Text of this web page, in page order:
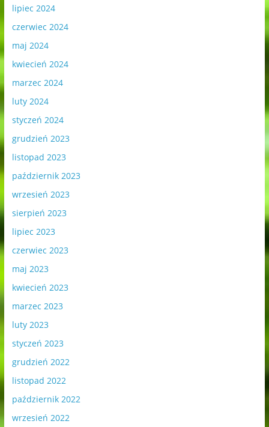
lipiec 2024
czerwiec 2024
maj 2024
kwiecień 2024
marzec 2024
luty 2024
styczeń 2024
grudzień 2023
listopad 2023
październik 2023
wrzesień 2023
sierpień 2023
lipiec 2023
czerwiec 2023
maj 2023
kwiecień 2023
marzec 2023
luty 2023
styczeń 2023
grudzień 2022
listopad 2022
październik 2022
wrzesień 2022